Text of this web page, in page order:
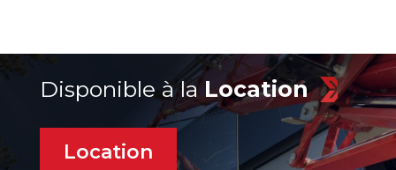
Disponible à laLocation
Location